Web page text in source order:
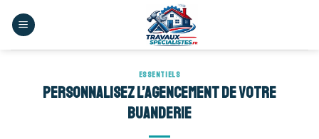
ESSENTIELS
Personnalisez l’agencement de votre
buanderie